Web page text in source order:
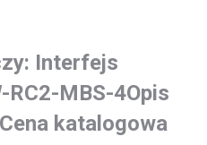
Interfejs
RC2-MBS-4Opis
katalogowa